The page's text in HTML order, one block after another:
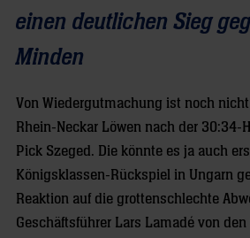
einen deutlichen Sieg
Minden
Von Wiedergutmachung ist noch
Rhein-Neckar Löwen nach der 30:34-
Pick Szeged. Die könnte es ja auch
Königsklassen-Rückspiel in Ungarn
Reaktion auf die grottenschlechte
Geschäftsführer Lars Lamadé von